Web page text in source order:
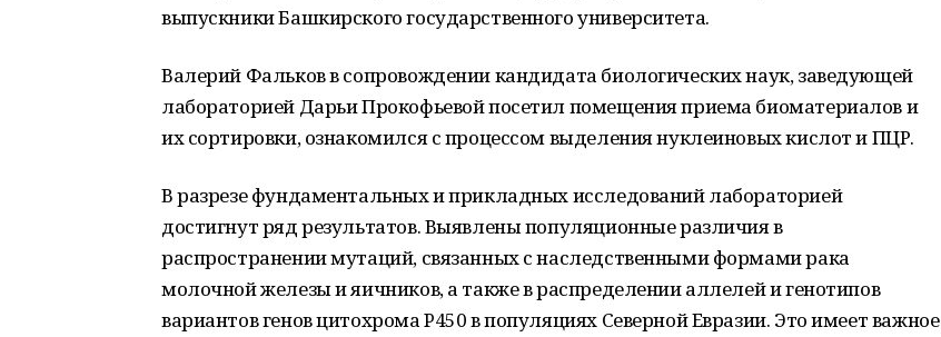
выпускники Башкирского государственного университета.
Валерий Фальков в сопровождении кандидата биологических наук, заведующей
лабораторией Дарьи Прокофьевой посетил помещения приема биоматериалов и
их сортировки, ознакомился с процессом выделения нуклеиновых кислот и ПЦР.
В разрезе фундаментальных и прикладных исследований лабораторией
достигнут ряд результатов. Выявлены популяционные различия в
распространении мутаций, связанных с наследственными формами рака
молочной железы и яичников, а также в распределении аллелей и генотипов
вариантов генов цитохрома P450 в популяциях Северной Евразии. Это имеет важное